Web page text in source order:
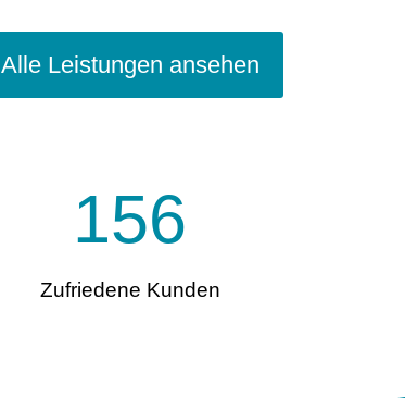
Alle Leistungen ansehen
156
Zufriedene Kunden